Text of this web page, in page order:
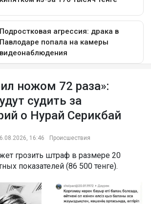
ножом 72 раза»:
судить за
о Нурай Серикбай
16:46 Происшествия
грозить штраф в размере 20
показателей (86 500 тенге).